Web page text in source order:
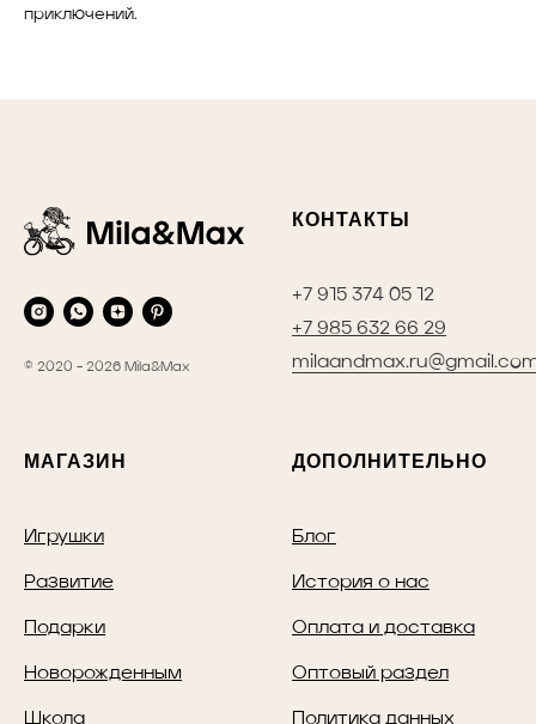
приключений.
© 2020 - 2026 Mila&Max
КОНТАКТЫ
+7 915 374 05 12
+7 985 632 66 29
МАГАЗИН
Игрушки
Развитие
Подарки
Новорожденным
Школа
ДОПОЛНИТЕЛЬНО
Блог
История о нас
Оплата и доставка
Оптовый раздел
Политика данных